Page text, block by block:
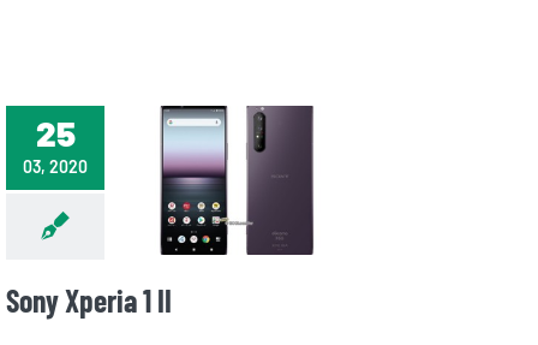
25
03, 2020
Sony Xperia 1 II